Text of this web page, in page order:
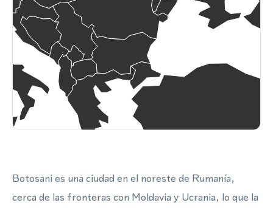
Botosani es una ciudad en el noreste de Rumanía,
cerca de las fronteras con Moldavia y Ucrania, lo que la